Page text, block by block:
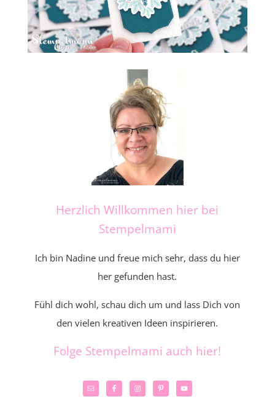
Herzlich Willkommen hier bei
Stempelmami
Ich bin Nadine und freue mich sehr, dass du hier
her gefunden hast.
Fühl dich wohl, schau dich um und lass Dich von
den vielen kreativen Ideen inspirieren.
Folge Stempelmami auch hier!